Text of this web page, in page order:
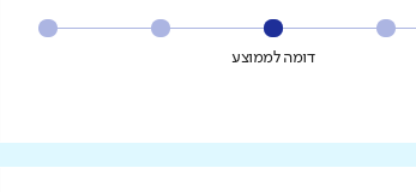
דומה לממוצע